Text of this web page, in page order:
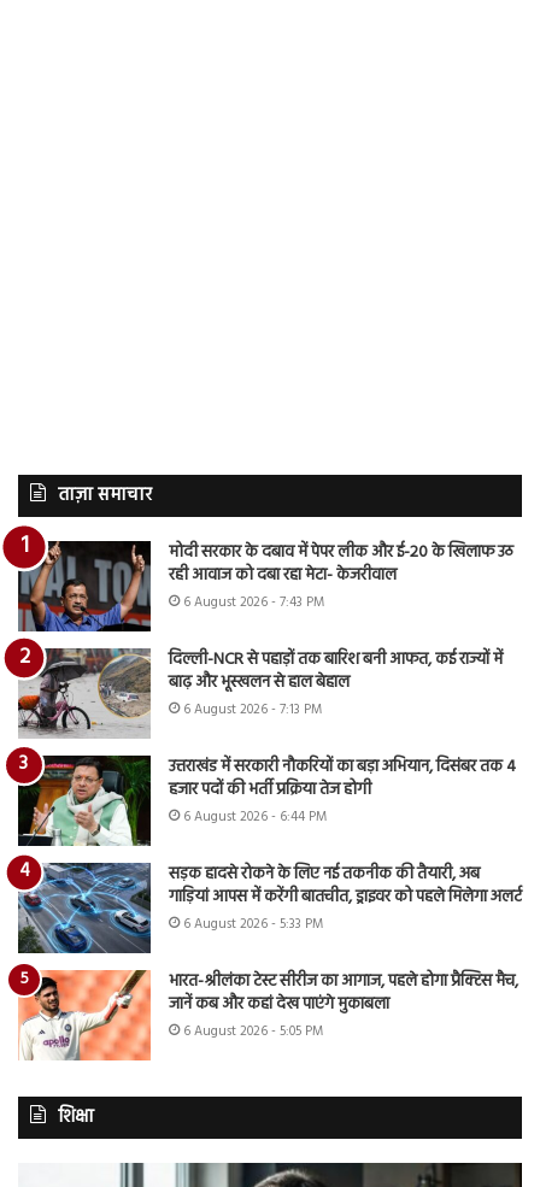
ताज़ा समाचार
मोदी सरकार के दबाव में पेपर लीक और ई-20 के खिलाफ उठ
रही आवाज को दबा रहा मेटा- केजरीवाल
6 August 2026 - 7:43 PM
दिल्ली-NCR से पहाड़ों तक बारिश बनी आफत, कई राज्यों में
बाढ़ और भूस्खलन से हाल बेहाल
6 August 2026 - 7:13 PM
उत्तराखंड में सरकारी नौकरियों का बड़ा अभियान, दिसंबर तक 4
हजार पदों की भर्ती प्रक्रिया तेज होगी
6 August 2026 - 6:44 PM
सड़क हादसे रोकने के लिए नई तकनीक की तैयारी, अब
गाड़ियां आपस में करेंगी बातचीत, ड्राइवर को पहले मिलेगा अलर्ट
6 August 2026 - 5:33 PM
भारत-श्रीलंका टेस्ट सीरीज का आगाज, पहले होगा प्रैक्टिस मैच,
जानें कब और कहां देख पाएंगे मुकाबला
6 August 2026 - 5:05 PM
शिक्षा